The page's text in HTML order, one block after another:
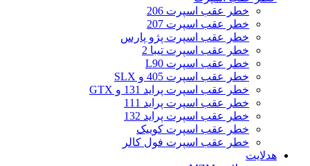
خطر عقب اسپرت 206
خطر عقب اسپرت 207
خطر عقب اسپرت پژو پارس
خطر عقب اسپرت تیبا 2
خطر عقب اسپرت L90
خطر عقب اسپرت 405 و SLX
خطر عقب اسپرت پراید 131 و GTX
خطر عقب اسپرت پراید 111
خطر عقب اسپرت پراید 132
خطر عقب اسپرت کوییک
خطر عقب اسپرت فول کالر
هدلایت